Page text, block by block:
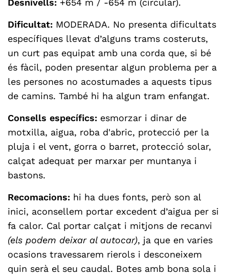
Desnivells: +654 m / -654 m (circular).
Dificultat: MODERADA. No presenta dificultats
específiques llevat d’alguns trams costeruts,
un curt pas equipat amb una corda que, si bé
és fàcil, poden presentar algun problema per a
les persones no acostumades a aquests tipus
de camins. També hi ha algun tram enfangat.
Consells específics: esmorzar i dinar de
motxilla, aigua, roba d'abric, protecció per la
pluja i el vent, gorra o barret, protecció solar,
calçat adequat per marxar per muntanya i
bastons.
Recomacions: hi ha dues fonts, però son al
inici, aconsellem portar excedent d’aigua per si
fa calor. Cal portar calçat i mitjons de recanvi
(els podem deixar al autocar), ja que en varies
ocasions travessarem rierols i desconeixem
quin serà el seu caudal. Botes amb bona sola i